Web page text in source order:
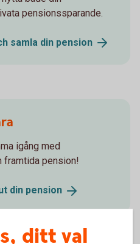
pensionssparande.
samla din pension
igång med
framtida pension!
din pension
ditt val